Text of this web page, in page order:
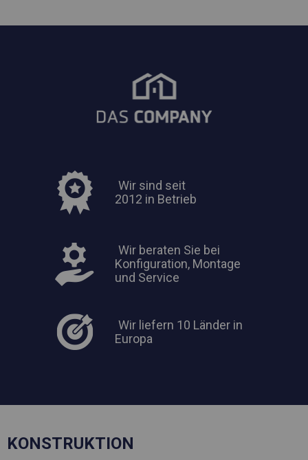
Wir sind seit
2012 in Betrieb
Wir beraten Sie bei
Konfiguration, Montage
und Service
Wir liefern 10 Länder in
Europa
KONSTRUKTION